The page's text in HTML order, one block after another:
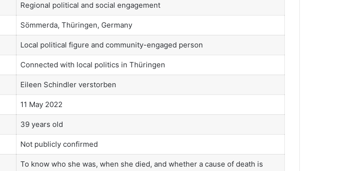
Regional political and social engagement
Sömmerda, Thüringen, Germany
Local political figure and community-engaged person
Connected with local politics in Thüringen
Eileen Schindler verstorben
11 May 2022
39 years old
Not publicly confirmed
To know who she was, when she died, and whether a cause of death is